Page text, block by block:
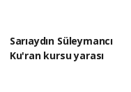
Sarıaydın Süleymancı
Ku'ran kursu yarası